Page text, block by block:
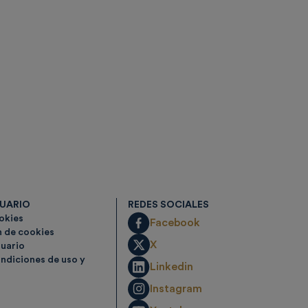
de cookies
de uso y
REDES SOCIALES
Facebook
X
Linkedin
Instagram